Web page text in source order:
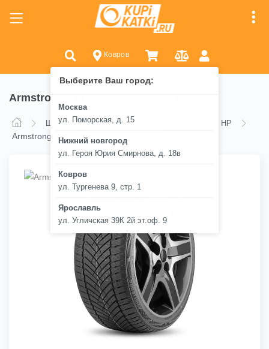
Ковров
Выберите Ваш город:
Москва
ул. Поморская, д. 15
Нижний новгород
ул. Героя Юрия Смирнова, д. 18в
Ковров
ул. Тургенева 9, стр. 1
Ярославль
ул. Угличская 39К 2й эт.оф. 9
Armstrong Ski-Trac HP 215/60 R17 96H
Шины Armstrong Armstrong Ski-Trac HP
Armstrong Ski-Trac HP 215/60 R17 96H